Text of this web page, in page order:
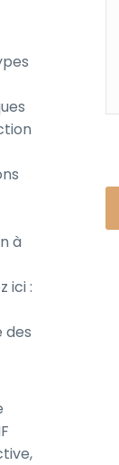
à
ici :
des